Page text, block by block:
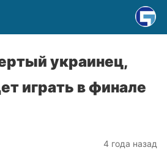
украинец,
играть в финале
4 года назад